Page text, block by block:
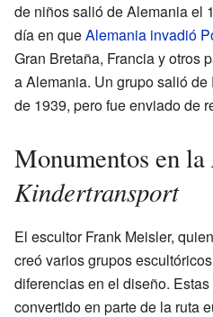
de niños salió de Alemania el
día en queAlemania invadió
Gran Bretaña, Francia y otros
a Alemania. Un grupo salió
de 1939, pero fue enviado de
Monumentos en la
Kindertransport
El escultor Frank Meisler,
creó varios grupos
diferencias en el diseño.
convertido en parte de la ruta